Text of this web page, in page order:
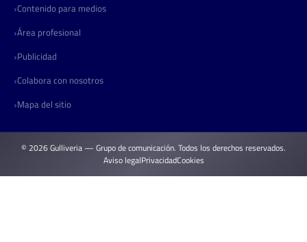
Contenido para medios
Área profesional
Publicidad
Colabora con nosotros
Mapa del sitio
© 2026 Gulliveria — Grupo de comunicación. Todos los derechos reservados.
Aviso legalPrivacidadCookies